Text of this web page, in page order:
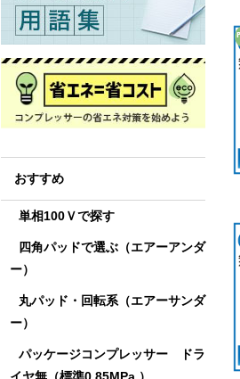
おすすめ
単相100Ｖで探す
四角パッドで選ぶ（エアーアンダ
ー）
丸パッド・回転系（エアーサンダ
ー）
パッケージコンプレッサー ドラ